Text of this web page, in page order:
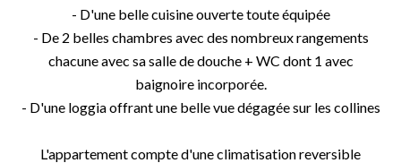
- D'une belle cuisine ouverte toute équipée
- De 2 belles chambres avec des nombreux rangements
chacune avec sa salle de douche + WC dont 1 avec
baignoire incorporée.
- D'une loggia offrant une belle vue dégagée sur les collines
L'appartement compte d'une climatisation reversible